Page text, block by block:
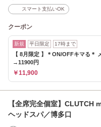
スマート支払いOK
クーポン
新規 平日限定 17時まで
【 8月限定 】＊ON/OFFキマる
→11900円
￥11,900
【全席完全個室】CLUTCH
ヘッドスパ／博多口